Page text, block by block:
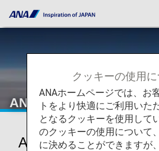
ANA国内線
ANA国内線マイレー
クッキーの使用
ANAホームページでは、お
トをより快適にご利用いた
となるクッキーを使用して
のクッキーの使用について
に決めることができますが